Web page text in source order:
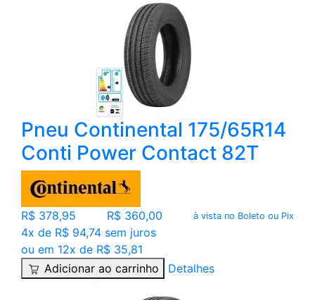
Pneu Continental 175/65R14
Conti Power Contact 82T
R$ 378,95 R$ 360,00 à vista no Boleto ou Pix
4x de R$ 94,74 sem juros
ou em 12x de R$ 35,81
Adicionar ao carrinho
Detalhes